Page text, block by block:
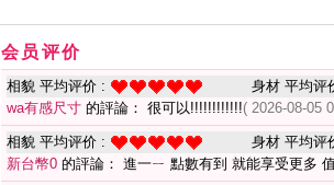
会员评价
相貌 平均评价 : 身材 平均评
wa有感尺寸 的評論： 很可以!!!!!!!!!!!!( 2026-08-05
相貌 平均评价 : 身材 平均评
新台幣0 的評論： 進一ㄧ 點數有到 就能享受更多 值